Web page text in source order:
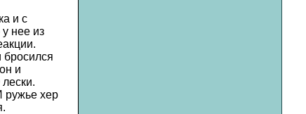
и с
нее из
бросился
и
ружье хер